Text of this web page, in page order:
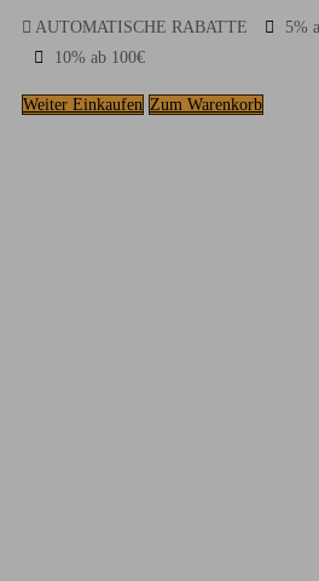
AUTOMATISCHE RABATTE
5%
10% ab 100€
Weiter Einkaufen Zum Warenkorb